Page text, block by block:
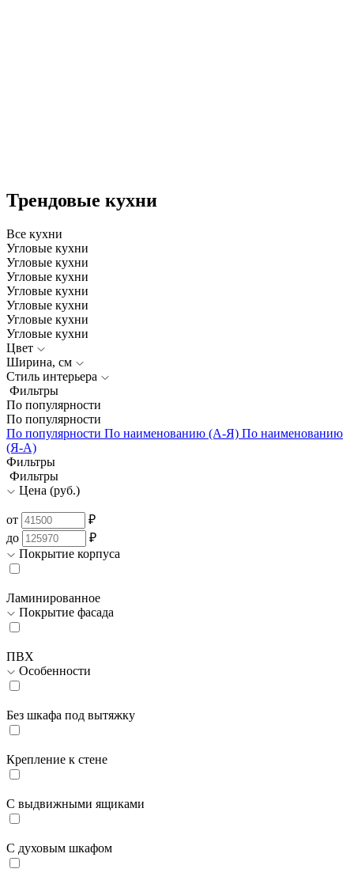
Трендовые кухни
Все кухни
Угловые кухни
Угловые кухни
Угловые кухни
Угловые кухни
Угловые кухни
Угловые кухни
Угловые кухни
Цвет
Ширина, см
Стиль интерьера
Фильтры
По популярности
По популярности
По популярности По наименованию (А-Я) По наименованию
(Я-А)
Фильтры
Фильтры
Цена (руб.)
от
₽
до
₽
Покрытие корпуса
Ламинированное
Покрытие фасада
ПВХ
Особенности
Без шкафа под вытяжку
Крепление к стене
С выдвижными ящиками
С духовым шкафом